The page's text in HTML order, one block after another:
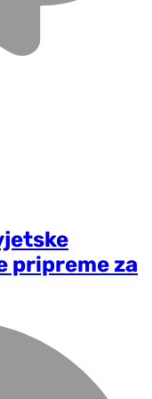
pripreme za